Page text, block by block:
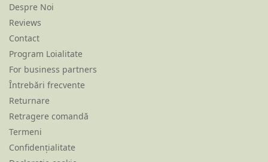
Despre Noi
Reviews
Contact
Program Loialitate
For business partners
Întrebări frecvente
Returnare
Retragere comandă
Termeni
Confidențialitate